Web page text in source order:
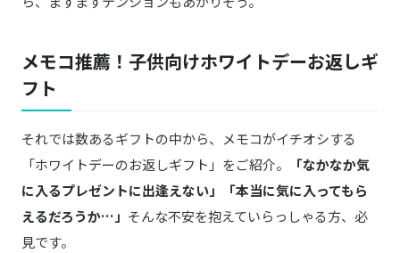
CAFE OHZAN／カフェ・オウザン
キューブラスク5個入 カラン 商品詳細はこちら
C3／シーキューブ
サクッチ・ホロッチ 4個入
メモコ推薦！子供向けホワイトデーお返しギ
フト
それでは数あるギフトの中から、メモコがイチオシする
「ホワイトデーのお返しギフト」をご紹介。
「なかなか気
に入るプレゼントに出逢えない」「本当に気に入ってもら
えるだろうか…」 そんな不安を抱えていらっしゃる方、必
見です。